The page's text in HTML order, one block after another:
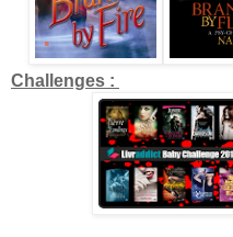
Challenges :